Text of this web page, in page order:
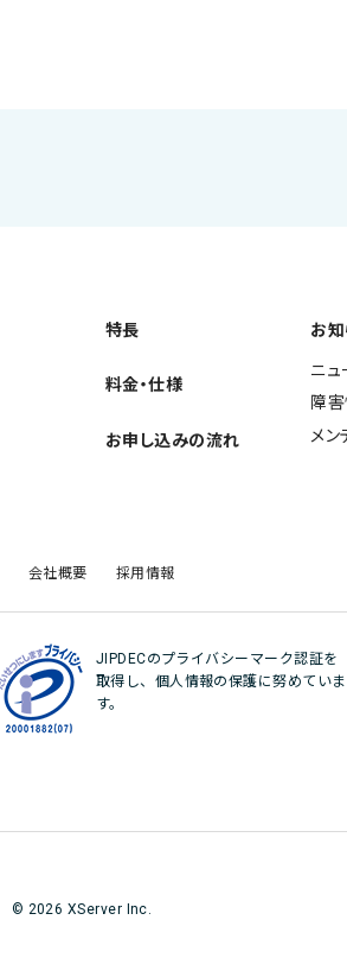
特長
料金・仕様
お申し込みの流れ
お知
ニュ
障
メ
会社概要 採用情報
JIPDECのプライバシーマーク認証を
取得し、個人情報の保護に努めていま
す。
© 2026 XServer Inc.